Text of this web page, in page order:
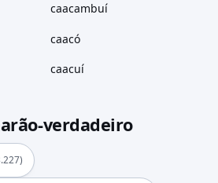
caacambuí
caacó
caacuí
verdadeiro